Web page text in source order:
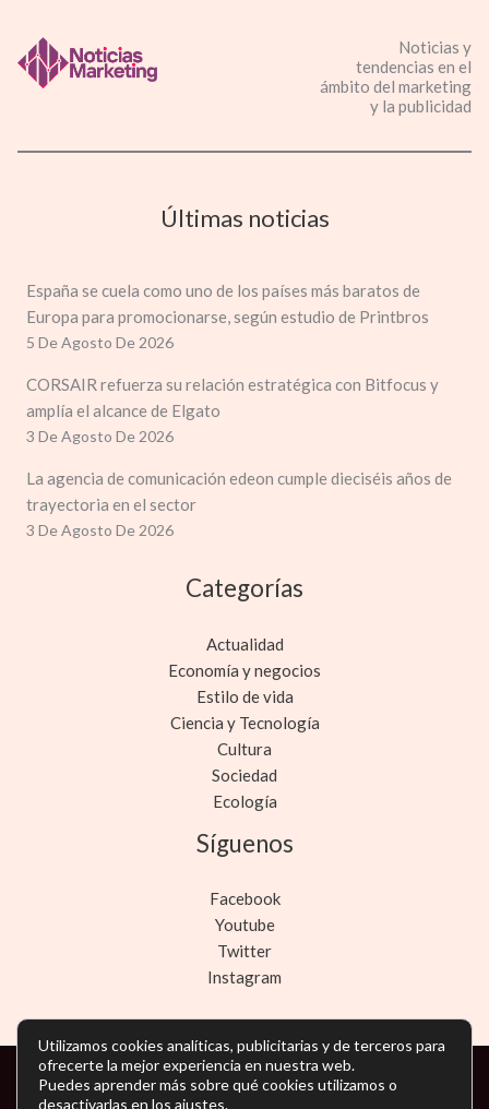
Noticias y
tendencias en el
ámbito del marketing
y la publicidad
Últimas noticias
España se cuela como uno de los países más baratos de
Europa para promocionarse, según estudio de Printbros
5 De Agosto De 2026
CORSAIR refuerza su relación estratégica con Bitfocus y
amplía el alcance de Elgato
3 De Agosto De 2026
La agencia de comunicación edeon cumple dieciséis años de
trayectoria en el sector
3 De Agosto De 2026
Categorías
Actualidad
Economía y negocios
Estilo de vida
Ciencia y Tecnología
Cultura
Sociedad
Ecología
Síguenos
Facebook
Youtube
Twitter
Instagram
Copyright © Todos los derechos reservados -
Utilizamos cookies analíticas, publicitarias y de terceros para
ofrecerte la mejor experiencia en nuestra web.
Puedes aprender más sobre qué cookies utilizamos o
desactivarlas en los ajustes.